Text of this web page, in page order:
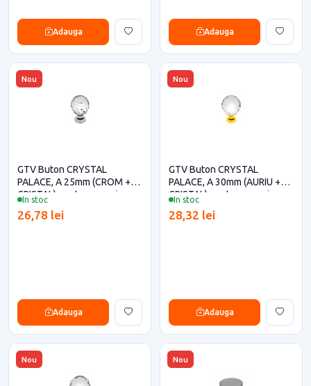
Adauga Adauga
Nou
In stoc
GTV Buton CRYSTAL
PALACE, A 25mm (CROM +
CRISTAL) pentru casa si
26,78 lei
Adauga
Nou
In stoc
GTV Buton CRYSTAL
PALACE, A 30mm (AURIU +
CRISTAL) pentru casa si
28,32 lei
Adauga
Nou Nou